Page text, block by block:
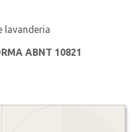
lavanderia
ABNT 10821